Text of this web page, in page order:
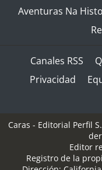
Aventuras Na
Canales RSS
Privacidad
Caras - Editorial Perfil
Editor
Registro de la